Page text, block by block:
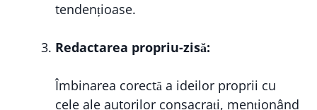
tendențioase.
Redactarea propriu-zisă:
Îmbinarea corectă a ideilor proprii cu
cele ale autorilor consacrați, menționând